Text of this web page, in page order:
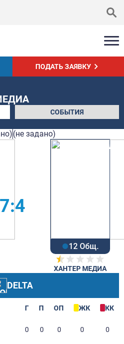
ПОДАТЬ ЗАЯВКУ
СОБЫТИЯ
(не задано)
7:4
12 Общ.
ХАНТЕР МЕДИА
DELTA
Г П ОП ЖК КК
0 0 0 0 0